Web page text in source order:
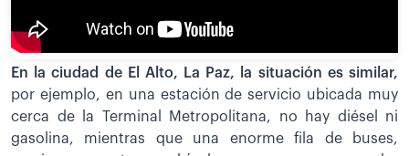
En la ciudad de El Alto, La Paz, la situación es similar,
por ejemplo, en una estación de servicio ubicada muy
cerca de la Terminal Metropolitana, no hay diésel ni
gasolina, mientras que una enorme fila de buses,